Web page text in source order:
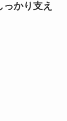
かり支え